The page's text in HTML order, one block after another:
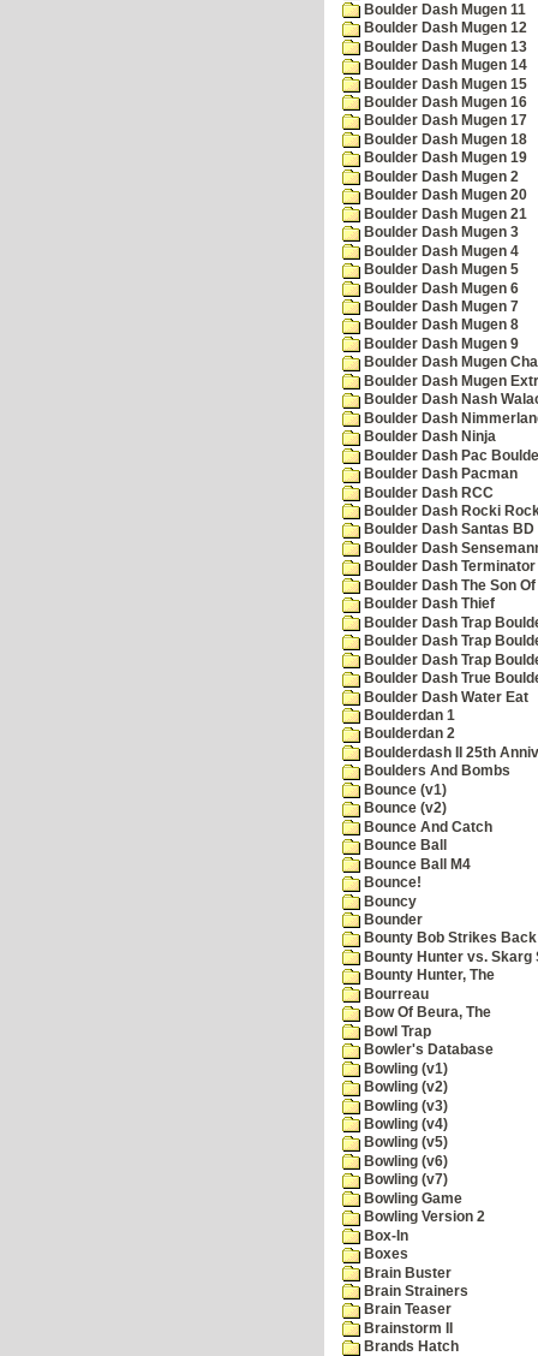
Boulder Dash Mugen 11
Boulder Dash Mugen 12
Boulder Dash Mugen 13
Boulder Dash Mugen 14
Boulder Dash Mugen 15
Boulder Dash Mugen 16
Boulder Dash Mugen 17
Boulder Dash Mugen 18
Boulder Dash Mugen 19
Boulder Dash Mugen 2
Boulder Dash Mugen 20
Boulder Dash Mugen 21
Boulder Dash Mugen 3
Boulder Dash Mugen 4
Boulder Dash Mugen 5
Boulder Dash Mugen 6
Boulder Dash Mugen 7
Boulder Dash Mugen 8
Boulder Dash Mugen 9
Boulder Dash Mugen
Boulder Dash Mugen
Boulder Dash Nash
Boulder Dash
Boulder Dash Ninja
Boulder Dash Pac
Boulder Dash Pacman
Boulder Dash RCC
Boulder Dash Rocki
Boulder Dash Santas
Boulder Dash
Boulder Dash
Boulder Dash The Son
Boulder Dash Thief
Boulder Dash Trap
Boulder Dash Trap
Boulder Dash Trap
Boulder Dash True
Boulder Dash Water Eat
Boulderdan 1
Boulderdan 2
Boulderdash II 25th
Boulders And Bombs
Bounce (v1)
Bounce (v2)
Bounce And Catch
Bounce Ball
Bounce Ball M4
Bounce!
Bouncy
Bounder
Bounty Bob Strikes
Bounty Hunter vs. Skarg
Bounty Hunter, The
Bourreau
Bow Of Beura, The
Bowl Trap
Bowler's Database
Bowling (v1)
Bowling (v2)
Bowling (v3)
Bowling (v4)
Bowling (v5)
Bowling (v6)
Bowling (v7)
Bowling Game
Bowling Version 2
Box-In
Boxes
Brain Buster
Brain Strainers
Brain Teaser
Brainstorm II
Brands Hatch